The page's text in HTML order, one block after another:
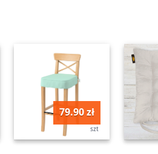
79.90 zł
szt